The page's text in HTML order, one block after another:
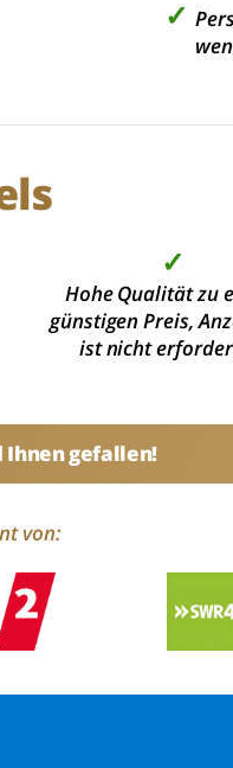
✓
Hohe Qualität zu
günstigen Preis,
ist nicht
Ihnen gefallen!
von: